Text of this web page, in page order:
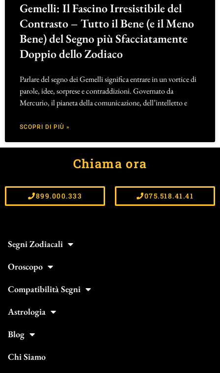
Gemelli: Il Fascino Irresistibile del
Contrasto – Tutto il Bene (e il Meno
Bene) del Segno più Sfacciatamente
Doppio dello Zodiaco
Parlare del segno dei Gemelli significa entrare in un vortice di
parole, idee, sorprese e contraddizioni. Governato da
Mercurio, il pianeta della comunicazione, dell’intelletto e
SCOPRI DI PIÙ »
Chiama ora
899.000.333 075.518.41.41
Segni Zodiacali
Oroscopo
Compatibilità Segni
Astrologia
Blog
Chi Siamo